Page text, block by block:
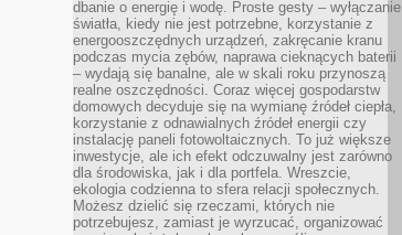
dbanie o energię i wodę. Proste gesty – wyłączanie
światła, kiedy nie jest potrzebne, korzystanie z
energooszczędnych urządzeń, zakręcanie kranu
podczas mycia zębów, naprawa cieknących baterii
– wydają się banalne, ale w skali roku przynoszą
realne oszczędności. Coraz więcej gospodarstw
domowych decyduje się na wymianę źródeł ciepła,
korzystanie z odnawialnych źródeł energii czy
instalację paneli fotowoltaicznych. To już większe
inwestycje, ale ich efekt odczuwalny jest zarówno
dla środowiska, jak i dla portfela. Wreszcie,
ekologia codzienna to sfera relacji społecznych.
Możesz dzielić się rzeczami, których nie
potrzebujesz, zamiast je wyrzucać, organizować